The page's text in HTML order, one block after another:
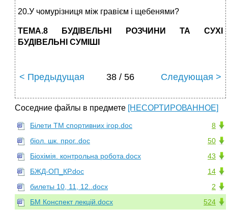
20.У чомурізниця між гравієм і щебенями?
ТЕМА.8 БУДІВЕЛЬНІ РОЗЧИНИ ТА СУХІ
БУДІВЕЛЬНІ СУМІШІ
< Предыдущая 38 / 56 Следующая >
Соседние файлы в предмете [НЕСОРТИРОВАННОЕ]
8
Білети ТМ спортивних ігор.doc
50
біол. шк. прог..doc
43
Біохімія. контрольна робота.docx
14
БЖД-ОП_КР.doc
2
билеты 10, 11, 12..docx
524
БМ Конспект лекцій.docx